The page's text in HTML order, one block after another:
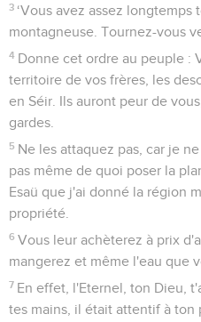
3 ‘Vous avez assez
montagneuse. Tournez-vous
4 Donne cet ordre au peuple :
territoire de vos frères, les
en Séir. Ils auront peur de
gardes.
5 Ne les attaquez pas, car je
pas même de quoi poser la
Esaü que j'ai donné la région
propriété.
6 Vous leur achèterez à prix
mangerez et même l'eau que
7 En effet, l'Eternel, ton Dieu,
tes mains, il était attentif à ton